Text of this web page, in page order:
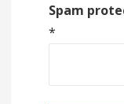
Spam
*